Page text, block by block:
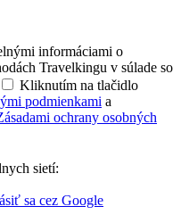
informáciami o
Travelkingu v súlade so
Kliknutím na tlačidlo
podmienkami a
ochrany osobných
sietí:
sa cez Google